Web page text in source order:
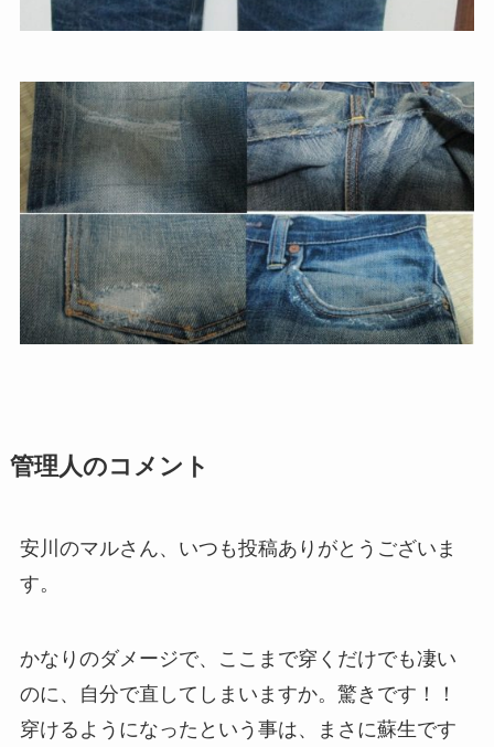
管理人のコメント
安川のマルさん、いつも投稿ありがとうございま
す。
かなりのダメージで、ここまで穿くだけでも凄い
のに、自分で直してしまいますか。驚きです！！
穿けるようになったという事は、まさに蘇生です